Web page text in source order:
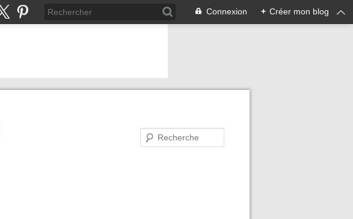
Connexion + Créer mon blog